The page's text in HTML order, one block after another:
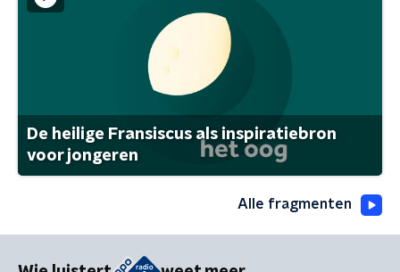
De heilige Fransiscus als inspiratiebron
voor jongeren
Alle fragmenten